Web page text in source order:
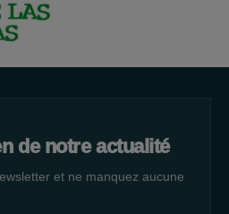
de notre actualité
et ne manquez aucune